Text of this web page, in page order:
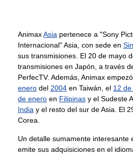
AnimaxAsia pertenece a "Sony
Internacional" Asia, con sede en
sus transmisiones. El 20 de mayo
transmisiones en Japón, a través
PerfecTV. Además, Animax
enero del 2004 en Taiwán, el 12
de enero en Filipinas y el Sudeste
India y el resto del sur de Asia. El
Corea.
Un detalle sumamente interesante
emite sus adquisiciones en el